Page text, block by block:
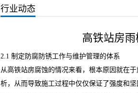
行业动态
高铁站房
2.1 制定防腐防锈工作与维护管理的体系
从高铁站房腐蚀的情况来看，根本原因就在
析，从而导致施工过程中仅仅保证了强度和